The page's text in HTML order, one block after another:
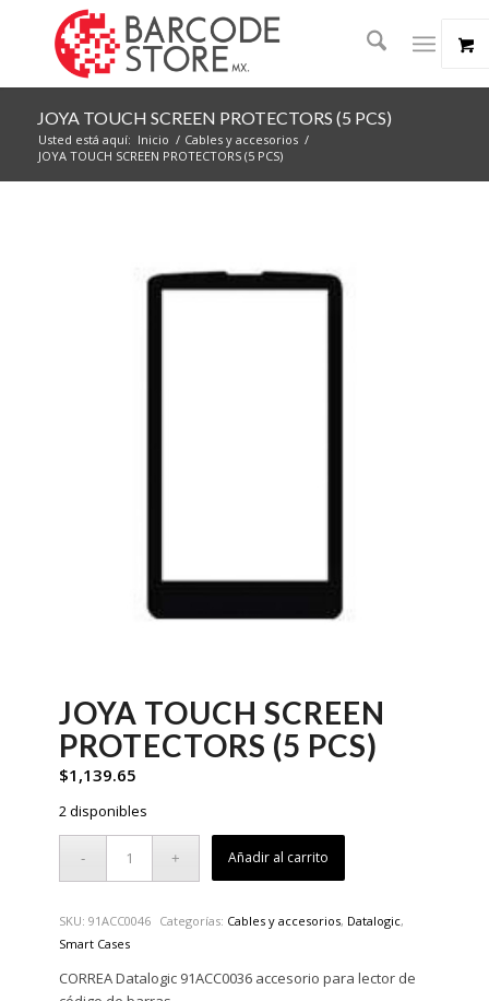
JOYA TOUCH SCREEN PROTECTORS (5 PCS)
Usted está aquí: Inicio / Cables y accesorios /
JOYA TOUCH SCREEN PROTECTORS (5 PCS)
JOYA TOUCH SCREEN
PROTECTORS (5 PCS)
$1,139.65
2 disponibles
Añadir al carrito
SKU: 91ACC0046 Categorías: Cables y accesorios, Datalogic,
Smart Cases
CORREA Datalogic 91ACC0036 accesorio para lector de